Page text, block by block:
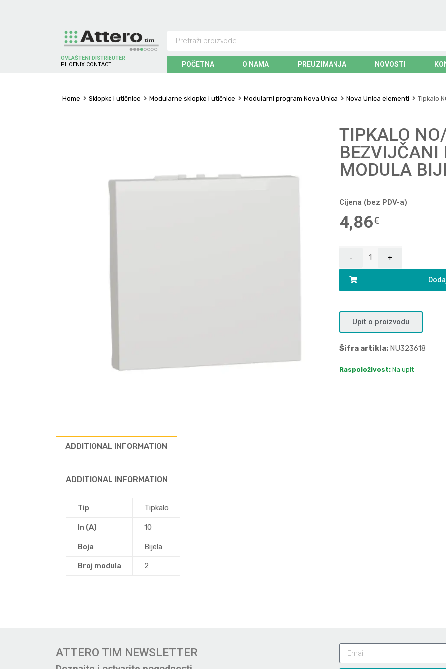
OVLAŠTENI DISTRIBUTER
P H O EN X CO NTACT POČETNA O NAMA PREUZIMANJA NOVOSTI
Home Sklopke i utičnice Modularne sklopke i utičnice Modularni program Nova Unica Nova Unica elementi Tipkalo
TIPKALO
BEZVIJČANI
MODULA
Cijena (bez PDV-a)
4,86€
Upit o proizvodu
Šifra artikla: NU323618
Raspoloživost: Na upit
ADDITIONAL INFORMATION
ADDITIONAL INFORMATION
Tip Tipkalo
In (A) 10
Boja Bijela
Broj modula 2
ATTERO TIM NEWSLETTER